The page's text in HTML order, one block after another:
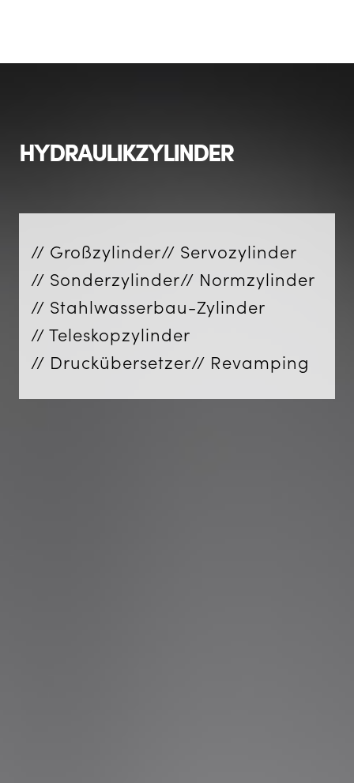
HYDRAULIKZYLINDER
// Großzylinder// Servozylinder
// Sonderzylinder// Normzylinder
// Stahlwasserbau-Zylinder
// Teleskopzylinder
// Druckübersetzer// Revamping